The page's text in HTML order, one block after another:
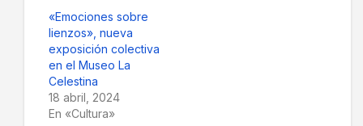
«Emociones sobre
lienzos», nueva
exposición colectiva
en el Museo La
Celestina
18 abril, 2024
En «Cultura»